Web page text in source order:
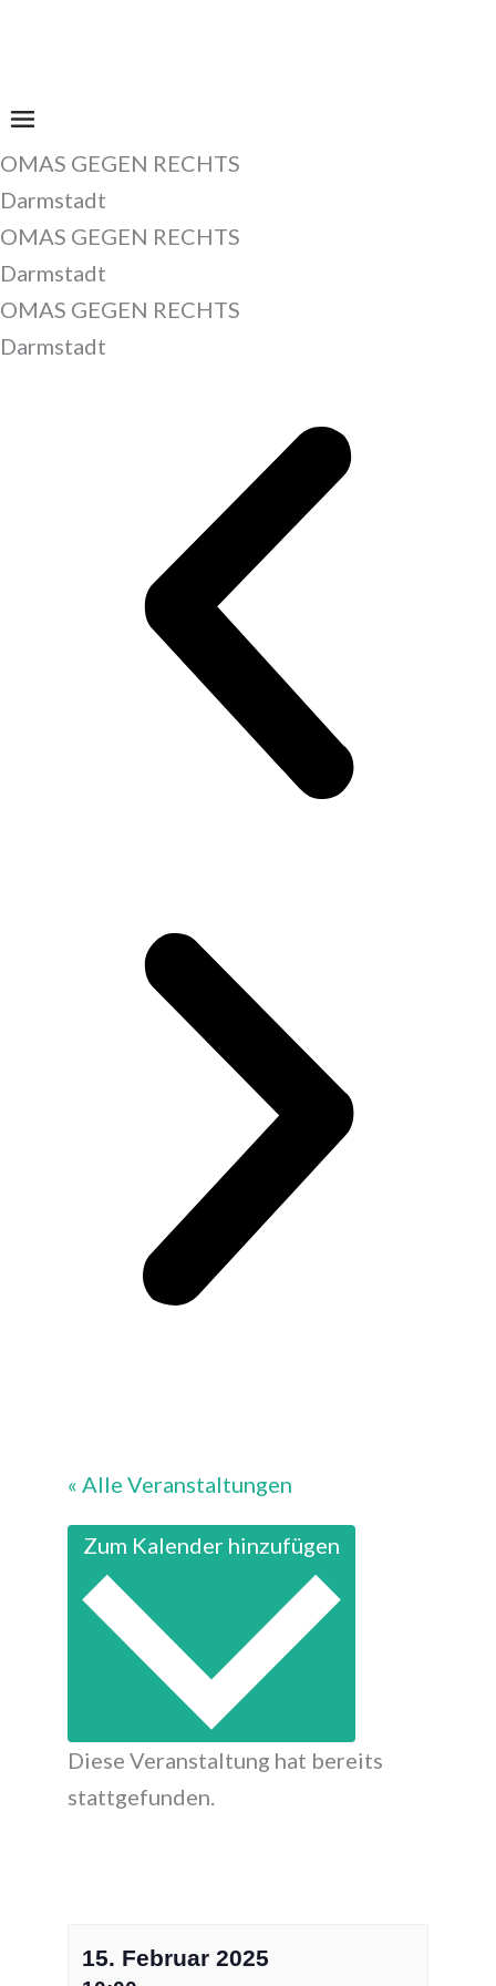
OMAS GEGEN RECHTS
Darmstadt
OMAS GEGEN RECHTS
Darmstadt
OMAS GEGEN RECHTS
Darmstadt
« Alle Veranstaltungen
Diese Veranstaltung hat bereits
stattgefunden.
15. Februar 2025